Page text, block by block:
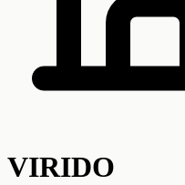
VIRIDO